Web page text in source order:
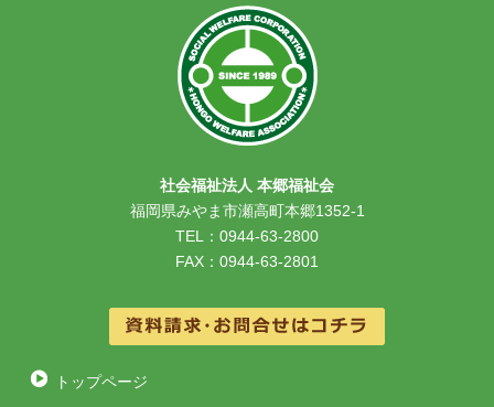
社会福祉法人 本郷福祉会
福岡県みやま市瀬高町本郷1352-1
TEL：0944-63-2800
FAX：0944-63-2801
トップページ